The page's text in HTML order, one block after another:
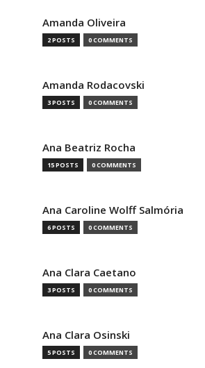
Amanda Oliveira
2 POSTS 0 COMMENTS
Amanda Rodacovski
3 POSTS 0 COMMENTS
Ana Beatriz Rocha
15 POSTS 0 COMMENTS
Ana Caroline Wolff Salmória
6 POSTS 0 COMMENTS
Ana Clara Caetano
3 POSTS 0 COMMENTS
Ana Clara Osinski
5 POSTS 0 COMMENTS